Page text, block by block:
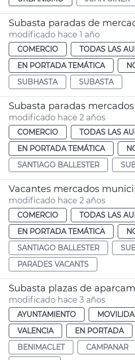
Subasta paradas de
modificado hace 1 año
COMERCIO TODAS LAS
EN PORTADA TEMÁTICA
SUBHASTA
SUBASTA
Subasta paradas
modificado hace 2 años
COMERCIO TODAS LAS
EN PORTADA TEMÁTICA
SANTIAGO BALLESTER
Vacantes mercados
modificado hace 2 años
COMERCIO TODAS LAS
EN PORTADA TEMÁTICA
SANTIAGO BALLESTER
PARADES VACANTS
Subasta plazas de
modificado hace 3 años
AYUNTAMIENTO
VALENCIA
EN PORTADA
BENIMACLET
CAMPANAR